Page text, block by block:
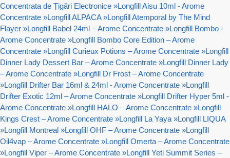
Concentrata de Țigări Electronice »Longfill Aisu 10ml - Arome
Concentrate »Longfill ALPACA »Longfill Atemporal by The Mind
Flayer »Longfill Babel 24ml – Arome Concentrate »Longfill Bombo -
Arome Concentrate »Longfill Bombo Core Edition – Arome
Concentrate »Longfill Curieux Potions – Arome Concentrate »Longfill
Dinner Lady Dessert Bar – Arome Concentrate »Longfill Dinner Lady
– Arome Concentrate »Longfill Dr Frost – Arome Concentrate
»Longfill Drifter Bar 16ml & 24ml - Arome Concentrate »Longfill
Drifter Exotic 12ml – Arome Concentrate »Longfill Drifter Hyper 5ml -
Arome Concentrate »Longfill HALO – Arome Concentrate »Longfill
Kings Crest – Arome Concentrate »Longfill La Yaya »Longfill LIQUA
»Longfill Montreal »Longfill OHF – Arome Concentrate »Longfill
Oil4vap – Arome Concentrate »Longfill Omerta – Arome Concentrate
»Longfill Viper – Arome Concentrate »Longfill Yeti Summit Series –